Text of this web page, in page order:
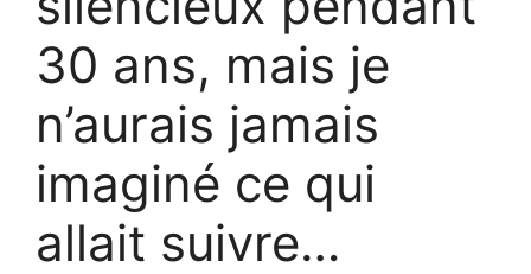
30 ans, mais je
n’aurais jamais
imaginé ce qui
allait suivre…